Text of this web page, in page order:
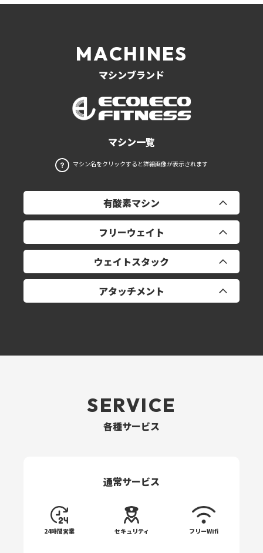
MACHINES
マシンブランド
マシン一覧
マシン名をクリックすると詳細画像が表示されます
有酸素マシン
トレッドミル ×5
リカンベントバイク ×2
クロストレーナー ×2
フリーウェイト
ダンベル1‐50㎏
パワーラック ×2
EZバー ×2
アジャスタブル・デクラインベンチ
レバーロウ
ウェイトスタック
バイセプス/トライセプス
シーテッドロウ
チェストプレス
アダクター/アブダクター
アタッチメント
ペアハンドル ×2
ラットプルグリップ5種
SERVICE
各種サービス
通常サービス
24時間営業 セキュリティ フリーWifi